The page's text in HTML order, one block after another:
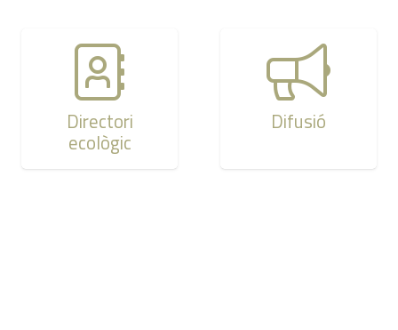
Directori
ecològic
Difusió